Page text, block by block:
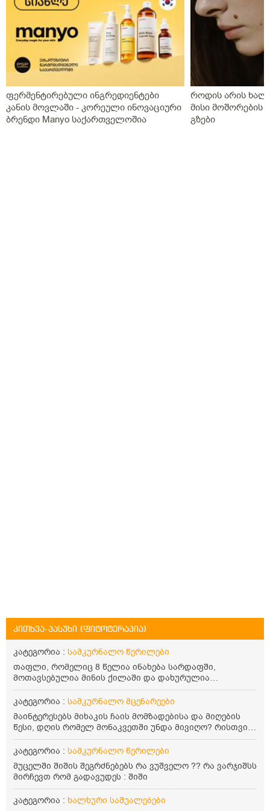
ფერმენტირებული ინგრედიენტები
კანის მოვლაში - კორეული ინოვაციური
ბრენდი Manyo საქართველოშია
როდის არის
მისი მოშორების
გზები
კითხვა-პასუხი (ფიტოტერაპია)
კატეგორია : სამკურნალო წერილები
თაფლი, რომელიც 8 წელია ინახება სარდაფში,
მოთავსებულია მინის ქილაში და დახურულია
პლასტმასის სახურავით. ექნება თუ არა შენარჩუნებული
სასარგებლო თვისებები და შეიძლება თუ არა მისი
მირთმევა? გმადლობთ.
კატეგორია : სამკურნალო მცენარეები
მაინტერესებს მიხაკის ჩაის მომზადებისა და მიღების
წესი, დღის რომელ მონაკვეთში უნდა მივიღო? რისთვის
არის სასარგებლო და უკუჩვენება თუ აქვს
კატეგორია : სამკურნალო წერილები
მუცელში შიშის შეგრძნებებს რა ვუშველო ?? რა ვარჯიშსს
მირჩევთ რომ გადავუდეს : შიში
კატეგორია : ხალხური საშუალებები